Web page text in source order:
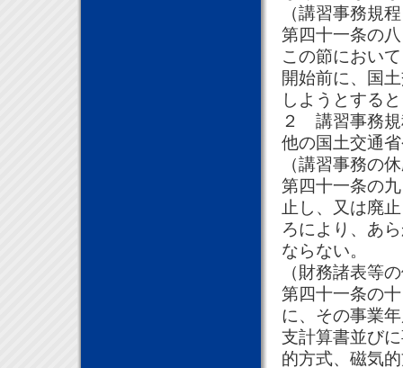
（講習事務規
第四十一条の
この節におい
開始前に、国
しようとする
２ 講習事務規
他の国土交通
（講習事務の
第四十一条の
止し、又は廃
ろにより、あ
ならない。
（財務諸表等
第四十一条の
に、その事業
支計算書並び
的方式、磁気